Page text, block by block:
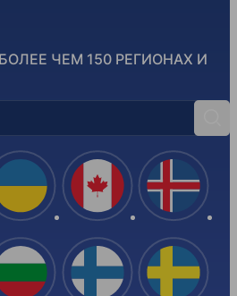
ЧЕМ 150 РЕГИОНАХ И
Украина
Болгария
Канада
Финляндия